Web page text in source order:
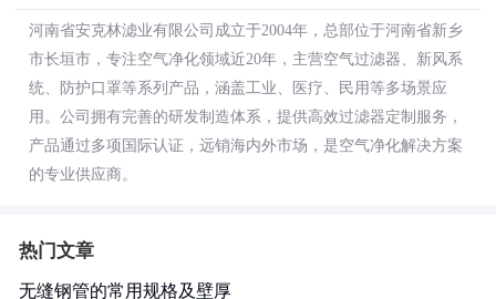
河南省安克林滤业有限公司成立于2004年，总部位于河南省新乡
市长垣市，专注空气净化领域近20年，主营空气过滤器、新风系
统、防护口罩等系列产品，涵盖工业、医疗、民用等多场景应
用。公司拥有完善的研发制造体系，提供高效过滤器定制服务，
产品通过多项国际认证，远销海内外市场，是空气净化解决方案
的专业供应商。
热门文章
无缝钢管的常用规格及壁厚